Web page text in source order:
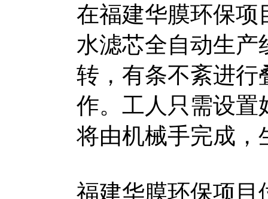
在福建华膜环保项
水滤芯全自动生产
转，有条不紊进行
作。工人只需设置
将由机械手完成，
福建华膜环保项目